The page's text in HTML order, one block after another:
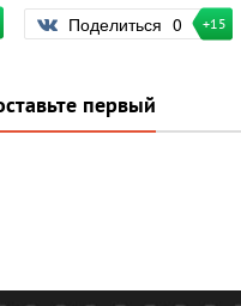
Поделиться 0 +15
первый